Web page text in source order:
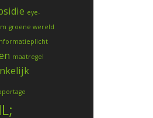
eye-
groene wereld
maatregel